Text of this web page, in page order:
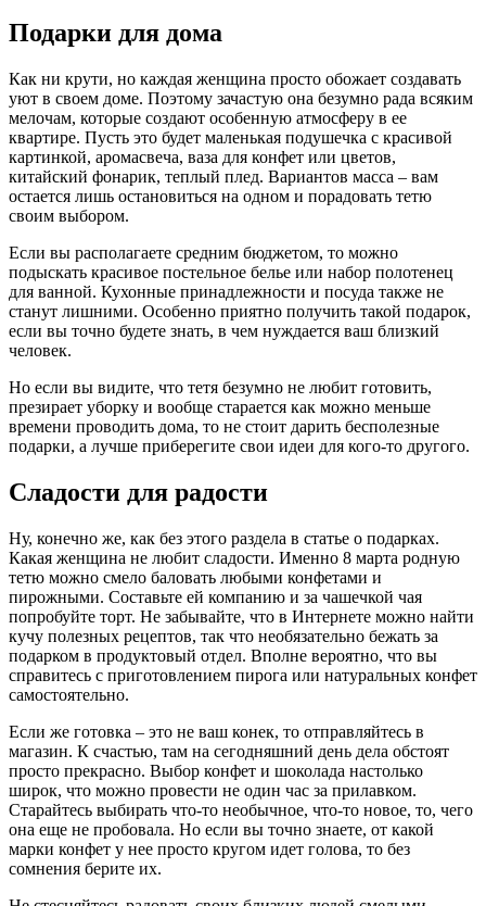
Подарки для дома
Как ни крути, но каждая женщина просто обожает создавать
уют в своем доме. Поэтому зачастую она безумно рада всяким
мелочам, которые создают особенную атмосферу в ее
квартире. Пусть это будет маленькая подушечка с красивой
картинкой, аромасвеча, ваза для конфет или цветов,
китайский фонарик, теплый плед. Вариантов масса – вам
остается лишь остановиться на одном и порадовать тетю
своим выбором.
Если вы располагаете средним бюджетом, то можно
подыскать красивое постельное белье или набор полотенец
для ванной. Кухонные принадлежности и посуда также не
станут лишними. Особенно приятно получить такой подарок,
если вы точно будете знать, в чем нуждается ваш близкий
человек.
Но если вы видите, что тетя безумно не любит готовить,
презирает уборку и вообще старается как можно меньше
времени проводить дома, то не стоит дарить бесполезные
подарки, а лучше приберегите свои идеи для кого-то другого.
Сладости для радости
Ну, конечно же, как без этого раздела в статье о подарках.
Какая женщина не любит сладости. Именно 8 марта родную
тетю можно смело баловать любыми конфетами и
пирожными. Составьте ей компанию и за чашечкой чая
попробуйте торт. Не забывайте, что в Интернете можно найти
кучу полезных рецептов, так что необязательно бежать за
подарком в продуктовый отдел. Вполне вероятно, что вы
справитесь с приготовлением пирога или натуральных конфет
самостоятельно.
Если же готовка – это не ваш конек, то отправляйтесь в
магазин. К счастью, там на сегодняшний день дела обстоят
просто прекрасно. Выбор конфет и шоколада настолько
широк, что можно провести не один час за прилавком.
Старайтесь выбирать что-то необычное, что-то новое, то, чего
она еще не пробовала. Но если вы точно знаете, от какой
марки конфет у нее просто кругом идет голова, то без
сомнения берите их.